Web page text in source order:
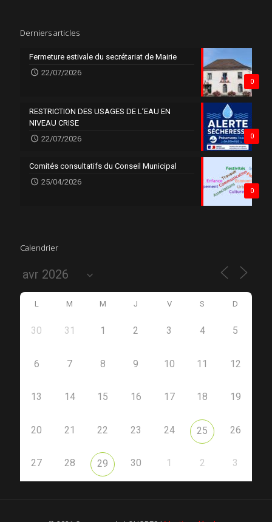
Derniers articles
0
Fermeture estivale du secrétariat de Mairie
22/07/2026
0
RESTRICTION DES USAGES DE L’EAU EN
NIVEAU CRISE
22/07/2026
0
Comités consultatifs du Conseil Municipal
25/04/2026
Calendrier
L M M J V S D
30 31 1 2 3 4 5
6 7 8 9 10 11 12
13 14 15 16 17 18 19
20 21 22 23 24 25 26
27 28 29 30 1 2 3